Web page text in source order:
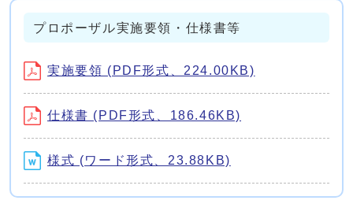
プロポーザル実施要領・仕様書等
実施要領 (PDF形式、224.00KB)
仕様書 (PDF形式、186.46KB)
様式 (ワード形式、23.88KB)